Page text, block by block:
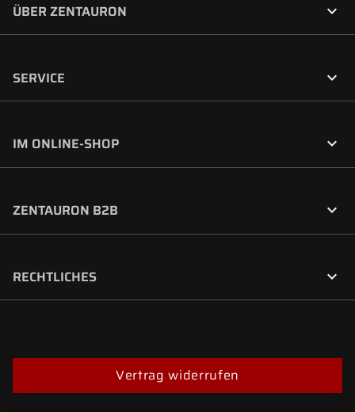
ÜBER ZENTAURON 
SERVICE 
IM ONLINE-SHOP 
ZENTAURON B2B 
RECHTLICHES 
Vertrag widerrufen